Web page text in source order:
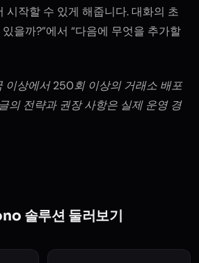
시작할 수 있게 해줍니다. 대화의 초
을까?”에서 “다음에 무엇을 추가할
상에서 250회 이상의 거래소 배포
의 전략과 권장 사항은 실제 운영 경
솔루션 둘러보기